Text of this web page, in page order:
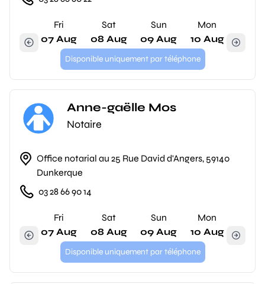
Fri
07 Aug
Sat
08 Aug
Sun
09 Aug
Mon
10 Aug
Disponible uniquement par téléphone
Anne-gaëlle Mos
Notaire
Office notarial au 25 Rue David d'Angers, 59140
Dunkerque
03 28 66 90 14
Fri
07 Aug
Sat
08 Aug
Sun
09 Aug
Mon
10 Aug
Disponible uniquement par téléphone